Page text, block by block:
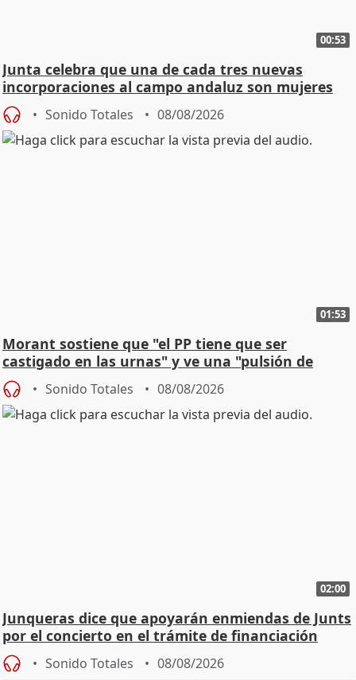
00:53
Junta celebra que una de cada tres nuevas
incorporaciones al campo andaluz son mujeres
jóvenes
Sonido Totales 08/08/2026
01:53
Morant sostiene que "el PP tiene que ser
castigado en las urnas" y ve una "pulsión de
cambio"
Sonido Totales 08/08/2026
02:00
Junqueras dice que apoyarán enmiendas de Junts
por el concierto en el trámite de financiación
Sonido Totales 08/08/2026